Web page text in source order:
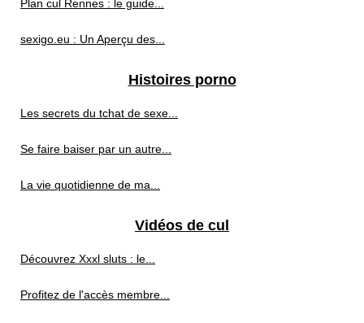
Plan cul Rennes : le guide...
sexigo.eu : Un Aperçu des...
Histoires porno
Les secrets du tchat de sexe...
Se faire baiser par un autre...
La vie quotidienne de ma...
Vidéos de cul
Découvrez Xxxl sluts : le...
Profitez de l'accès membre...